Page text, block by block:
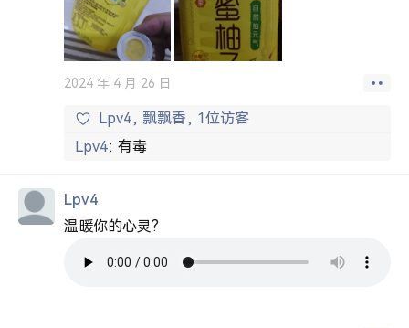
2024 年 4 月 26 日
Lpv4 飘飘香
1位访客
Lpv4 有毒
Lpv4
温暖你的心灵?